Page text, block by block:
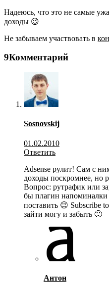
Надеюсь, что это не самые
доходы 😉
Не забываем участвовать в
9Комментарий
Sosnovskij
01.02.2010
Ответить
Adsense рулит! Сам с
доходы поскромнее, но
Вопрос: рутрафик или
бы плагин
поставить 😉 Subscribe
зайти могу и забыть 🙂
Антон